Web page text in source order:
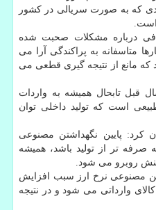
كه به صورت سریالی در كشور
درباره مشكلات صحبت شده
متاسفانه به پراكندگی آرا می
مانع از نتیجه گیری قطعی می
اظهار داشت: از ۴۰ سال قبل تابحال همیشه به واردات
است كه تولید داخلی توان
كرد: پایین نگهداشتن مصنوعی
تر از تولید باشد، همیشه
روبرو می شود.
مصنوعی نرخ ارز سبب افزایش
وارداتی می شود و در نتیجه